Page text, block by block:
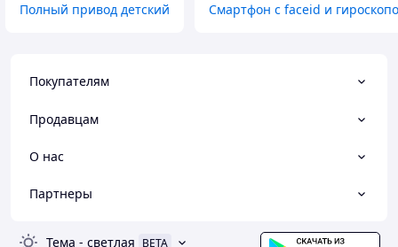
Полный привод детский Смартфон с faceid и
Покупателям
Продавцам
О нас
Партнеры
Тема - светлая BETA